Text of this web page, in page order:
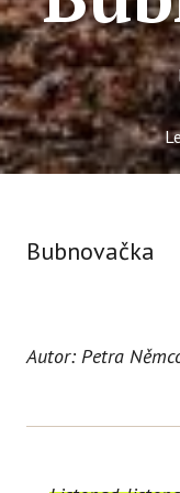
Bubnovačka
Autor: Petra